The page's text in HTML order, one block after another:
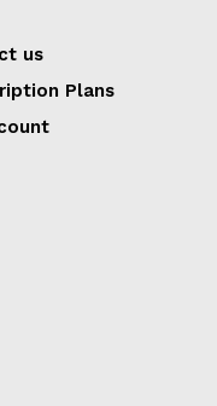
us
Plans